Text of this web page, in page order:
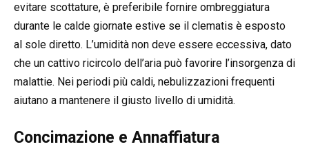
evitare scottature, è preferibile fornire ombreggiatura
durante le calde giornate estive se il clematis è esposto
al sole diretto. L’umidità non deve essere eccessiva, dato
che un cattivo ricircolo dell’aria può favorire l’insorgenza di
malattie. Nei periodi più caldi, nebulizzazioni frequenti
aiutano a mantenere il giusto livello di umidità.
Concimazione e Annaffiatura